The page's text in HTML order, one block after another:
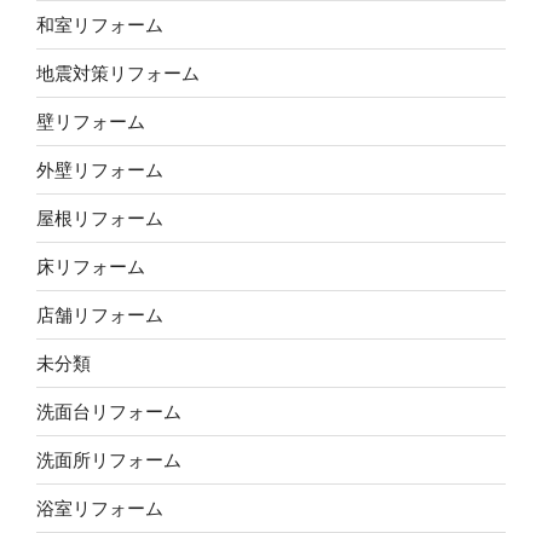
和室リフォーム
地震対策リフォーム
壁リフォーム
外壁リフォーム
屋根リフォーム
床リフォーム
店舗リフォーム
未分類
洗面台リフォーム
洗面所リフォーム
浴室リフォーム